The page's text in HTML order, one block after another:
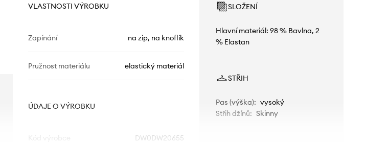
VLASTNOSTI VÝROBKU
Zapínání na zip, na knoflík
Pružnost materiálu elastický materiál
ÚDAJE O VÝROBKU
DW0DW20655
SLOŽENÍ
Hlavní materiál: 98 % Bavlna, 2
% Elastan
STŘIH
Pas (výška): vysoký
Střih džínů: Skinny